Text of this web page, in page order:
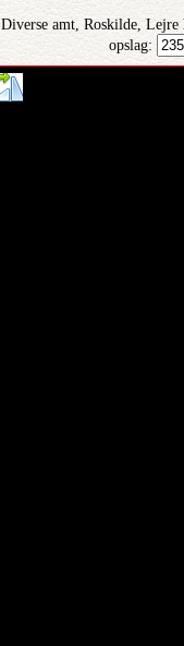
Diverse amt, Roskilde,
opslag: